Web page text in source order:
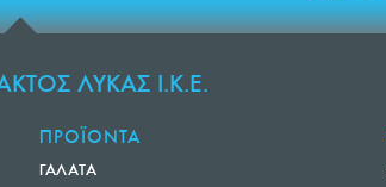
ΛΥΚΑΣ Ι.Κ.Ε.
ΠΡΟΪΟΝΤΑ
ΓΑΛΑΤΑ